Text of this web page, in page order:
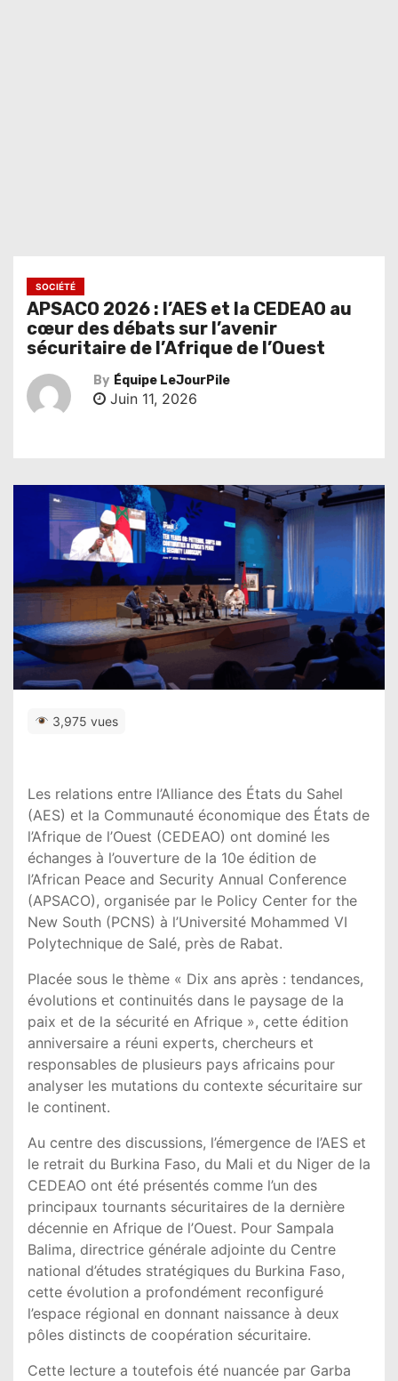
SOCIÉTÉ
APSACO 2026 : l’AES et la CEDEAO au
cœur des débats sur l’avenir
sécuritaire de l’Afrique de l’Ouest
By Équipe LeJourPile
Juin 11, 2026
3,975 vues
Les relations entre l’Alliance des États du Sahel
(AES) et la Communauté économique des États de
l’Afrique de l’Ouest (CEDEAO) ont dominé les
échanges à l’ouverture de la 10e édition de
l’African Peace and Security Annual Conference
(APSACO), organisée par le Policy Center for the
New South (PCNS) à l’Université Mohammed VI
Polytechnique de Salé, près de Rabat.
Placée sous le thème « Dix ans après : tendances,
évolutions et continuités dans le paysage de la
paix et de la sécurité en Afrique », cette édition
anniversaire a réuni experts, chercheurs et
responsables de plusieurs pays africains pour
analyser les mutations du contexte sécuritaire sur
le continent.
Au centre des discussions, l’émergence de l’AES et
le retrait du Burkina Faso, du Mali et du Niger de la
CEDEAO ont été présentés comme l’un des
principaux tournants sécuritaires de la dernière
décennie en Afrique de l’Ouest. Pour Sampala
Balima, directrice générale adjointe du Centre
national d’études stratégiques du Burkina Faso,
cette évolution a profondément reconfiguré
l’espace régional en donnant naissance à deux
pôles distincts de coopération sécuritaire.
Cette lecture a toutefois été nuancée par Garba